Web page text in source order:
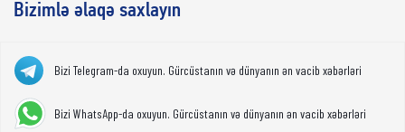
Bizimlə əlaqə saxlayın
Bizi Telegram-da oxuyun. Gürcüstanın və dünyanın ən vacib xəbərləri
Bizi WhatsApp-da oxuyun. Gürcüstanın və dünyanın ən vacib xəbərləri